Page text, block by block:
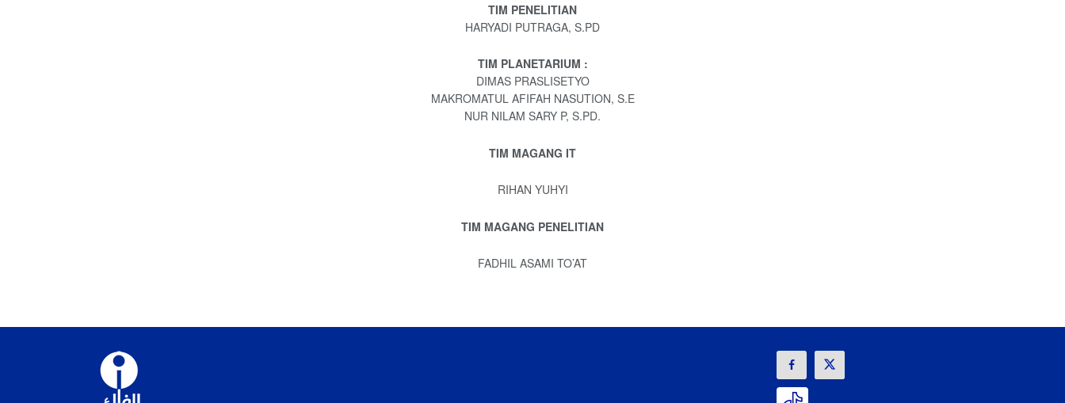
TIM PENELITIAN
HARYADI PUTRAGA, S.PD
TIM PLANETARIUM :
DIMAS PRASLISETYO
MAKROMATUL AFIFAH NASUTION, S.E
NUR NILAM SARY P, S.PD.
TIM MAGANG IT
RIHAN YUHYI
TIM MAGANG PENELITIAN
FADHIL ASAMI TO’AT